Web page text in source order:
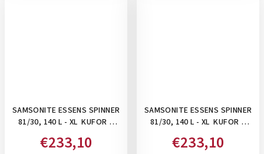
SAMSONITE ESSENS SPINNER
81/30, 140 L - XL KUFOR S
LAVA
€233,10
SAMSONITE ESSENS SPINNER
81/30, 140 L - XL KUFOR S
LAVENDER
€233,10